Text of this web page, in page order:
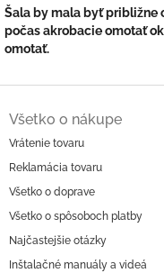
Šala by mala byť približne
počas akrobacie omotať
omotať.
p
e
Všetko o nákupe
Vrátenie tovaru
Reklamácia tovaru
Všetko o doprave
Všetko o spôsoboch platby
Najčastejšie otázky
Inštalačné manuály a videá